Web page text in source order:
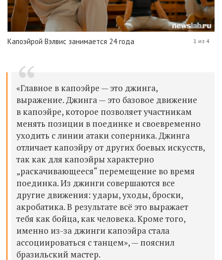
Капоэйрой Вэлвис занимается 24 года 1 из 4
«Главное в капоэйре — это джинга,
выражение. Джинга — это базовое движение
в капоэйре, которое позволяетучастникам
менять позиции в поединке и своевременно
уходить с линии атаки соперника. Джинга
отличает капоэйру от других боевых искусств,
так как для капоэйры характерно
„раскачивающееся“ перемещение во время
поединка. Из джинги совершаются все
другие движения: удары, уходы, броски,
акробатика.В результате всё это выражает
тебя как бойца, как человека.Кроме того,
именно из-за джинги капоэйра стала
ассоциироваться с танцем», — пояснил
бразильский мастер.